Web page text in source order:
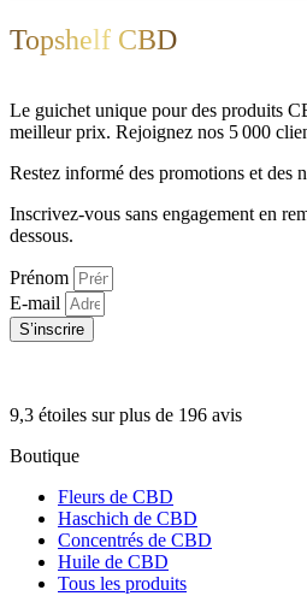
Topshelf CBD
Le guichet unique pour des produits
meilleur prix. Rejoignez nos 5 000
Restez informé des promotions et des
Inscrivez-vous sans engagement en
dessous.
Prénom
E-mail
S’inscrire
9,3 étoiles sur plus de 196 avis
Boutique
Fleurs de CBD
Haschich de CBD
Concentrés de CBD
Huile de CBD
Tous les produits